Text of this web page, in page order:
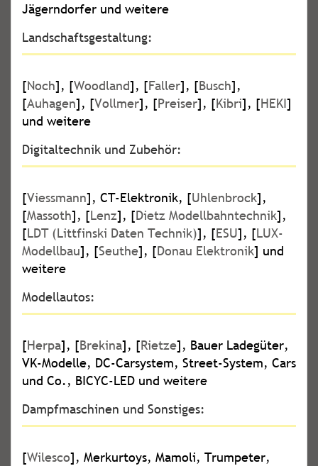
Jägerndorfer und weitere
Landschaftsgestaltung:
[Noch], [Woodland], [Faller], [Busch],
[Auhagen], [Vollmer], [Preiser], [Kibri], [HEKI]
und weitere
Digitaltechnik und Zubehör:
[Viessmann], CT-Elektronik, [Uhlenbrock],
[Massoth], [Lenz], [Dietz Modellbahntechnik],
[LDT (Littfinski Daten Technik)], [ESU], [LUX-
Modellbau], [Seuthe], [Donau Elektronik] und
weitere
Modellautos:
[Herpa], [Brekina], [Rietze], Bauer Ladegüter,
VK-Modelle, DC-Carsystem, Street-System, Cars
und Co., BICYC-LED und weitere
Dampfmaschinen und Sonstiges:
[Wilesco], Merkurtoys, Mamoli, Trumpeter,